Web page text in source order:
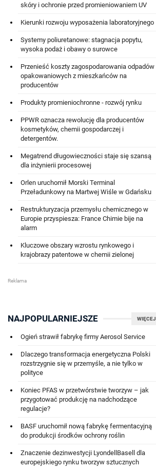
skóry i ochronie przed promieniowaniem UV
Kierunki rozwoju wyposażenia laboratoryjnego
Systemy poliuretanowe: stagnacja popytu,
wysoka podaż i obawy o surowce
Przenieść koszty zagospodarowania odpadów
opakowaniowych z mieszkańców na
producentów
Produkty promieniochronne - rozwój rynku
PPWR oznacza rewolucję dla producentów
kosmetyków, chemii gospodarczej i
detergentów.
Megatrend długowieczności staje się szansą
dla inżynierii procesowej
Orlen uruchomił Morski Terminal
Przeładunkowy na Martwej Wiśle w Gdańsku
Restrukturyzacja przemysłu chemicznego w
Europie przyspiesza: France Chimie bije na
alarm
Kluczowe obszary wzrostu rynkowego i
krajobrazy patentowe w chemii zielonej
WIĘCEJ
NAJPOPULARNIEJSZE
Ogień strawił fabrykę firmy Aerosol Service
Dlaczego transformacja energetyczna Polski
rozstrzygnie się w przemyśle, a nie tylko w
polityce
Koniec PFAS w przetwórstwie tworzyw – jak
przygotować produkcję na nadchodzące
regulacje?
BASF uruchomił nową fabrykę fermentacyjną
do produkcji środków ochrony roślin
Znaczenie dezinwestycji LyondellBasell dla
europejskiego rynku tworzyw sztucznych